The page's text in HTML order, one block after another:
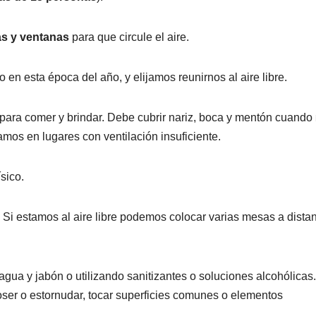
y ventanas para que circule el aire.
en esta época del año, y elijamos reunirnos al aire libre.
comer y brindar. Debe cubrir nariz, boca y mentón cuando
en lugares con ventilación insuficiente.
Si estamos al aire libre podemos colocar varias mesas a
y jabón o utilizando sanitizantes o soluciones alcohólicas.
o estornudar, tocar superficies comunes o elementos